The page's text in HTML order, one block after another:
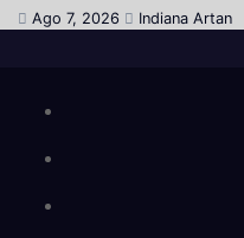
Ago 7, 2026 Indiana Artan